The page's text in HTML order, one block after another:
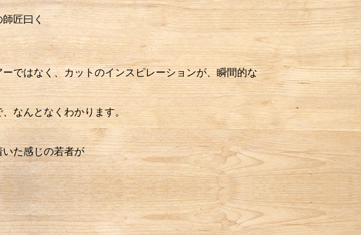
匠曰く
ではなく、カットのインスピレーションが、瞬間的な
なんとなくわかります。
た感じの若者が